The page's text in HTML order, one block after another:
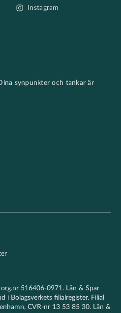
Instagram
synpunkter och tankar är
516406-0971. Lån & Spar
i Bolagsverkets filialregister. Filial
CVR-nr 13 53 85 30. Lån &